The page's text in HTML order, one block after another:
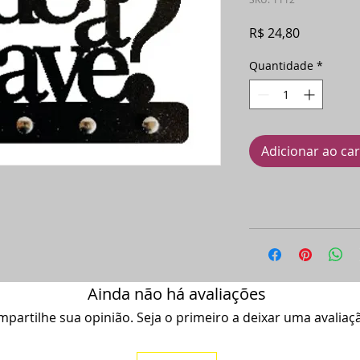
R$ 24,80Preço
Quantidade *
Adicionar ao
Ainda não há avaliações
sua opinião. Seja o primeiro a deixar uma